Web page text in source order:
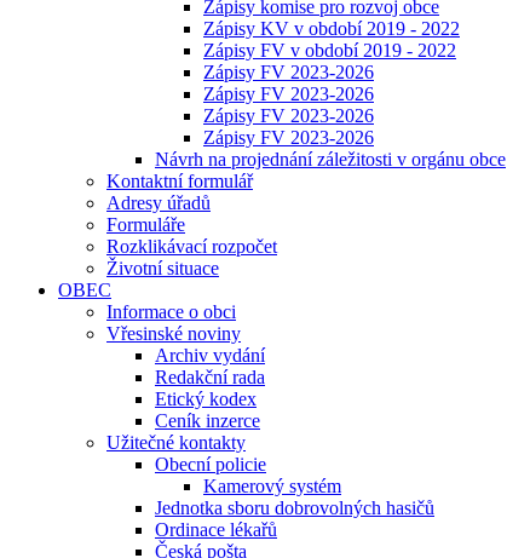
Zápisy komise pro rozvoj obce
Zápisy KV v období 2019 - 2022
Zápisy FV v období 2019 - 2022
Zápisy FV 2023-2026
Zápisy FV 2023-2026
Zápisy FV 2023-2026
Zápisy FV 2023-2026
Návrh na projednání záležitosti v orgánu obce
Kontaktní formulář
Adresy úřadů
Formuláře
Rozklikávací rozpočet
Životní situace
OBEC
Informace o obci
Vřesinské noviny
Archiv vydání
Redakční rada
Etický kodex
Ceník inzerce
Užitečné kontakty
Obecní policie
Kamerový systém
Jednotka sboru dobrovolných hasičů
Ordinace lékařů
Česká pošta